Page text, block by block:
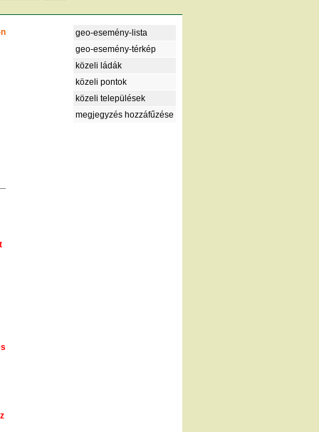
geo-esemény-lista
geo-esemény-térkép
közeli ládák
közeli pontok
közeli települések
megjegyzés hozzáfűzése